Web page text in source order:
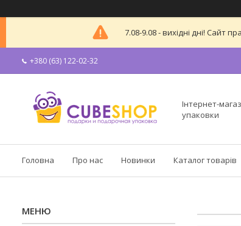
7.08-9.08 - вихідні дні!
+380 (63) 122-02-32
Інтернет-
упаковки
Головна Про нас Новинки Каталог товарів